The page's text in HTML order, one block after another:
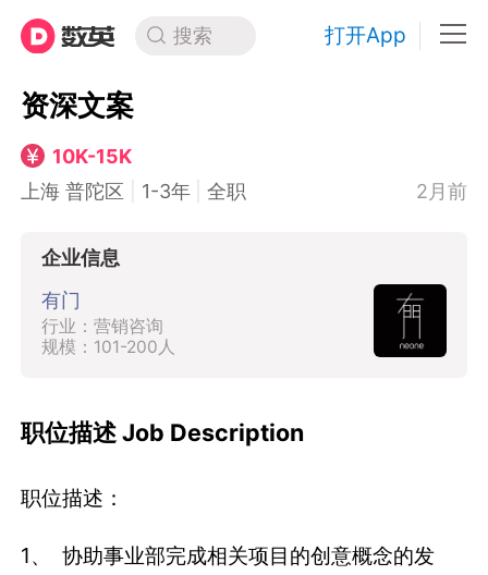
搜索 打开App
资深文案
10K-15K
上海 普陀区
1-3年 全职 2月前
企业信息
有门
行业：营销咨询
规模：101-200人
职位描述 Job Description
职位描述：
1、 协助事业部完成相关项目的创意概念的发